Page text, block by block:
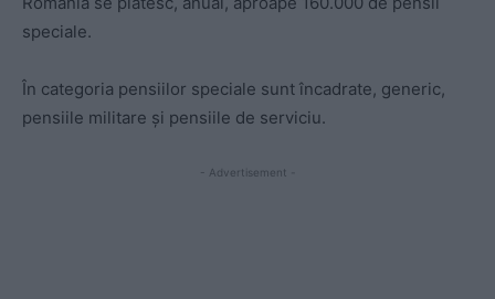
speciale.
În categoria pensiilor speciale sunt încadrate, generic,
pensiile militare și pensiile de serviciu.
- Advertisement -